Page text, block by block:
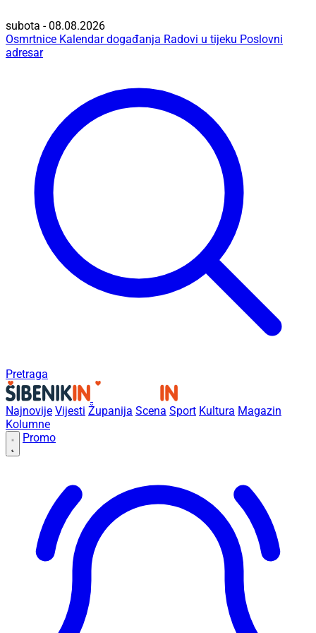
subota - 08.08.2026
Osmrtnice Kalendar događanja Radovi u tijeku Poslovni
adresar
Pretraga
Najnovije Vijesti Županija Scena Sport Kultura Magazin
Kolumne
Promo